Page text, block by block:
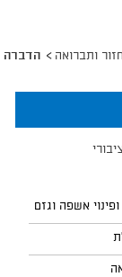
ותברואה הדברה
ופינוי אשפה וגזם